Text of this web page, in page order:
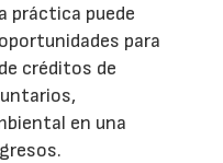
práctica puede
para
créditos de
en una